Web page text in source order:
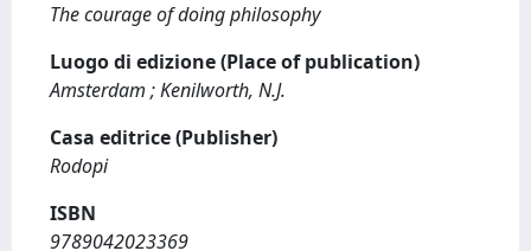
The courage of doing philosophy
Luogo di edizione (Place of publication)
Amsterdam ; Kenilworth, N.J.
Casa editrice (Publisher)
Rodopi
ISBN
9789042023369